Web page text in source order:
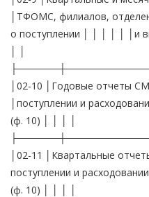
│ТФОМС, филиалов,
о поступлении │ │ │ │ │ │и
│02-10 │Годовые отчеты
│поступлении и
(ф. 10) │ │ │ │
│02-11 │Квартальные
поступлении и
(ф. 10) │ │ │ │